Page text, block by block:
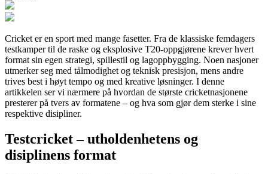
Cricket er en sport med mange fasetter. Fra de klassiske femdagers
testkamper til de raske og eksplosive T20-oppgjørene krever hvert
format sin egen strategi, spillestil og lagoppbygging. Noen nasjoner
utmerker seg med tålmodighet og teknisk presisjon, mens andre
trives best i høyt tempo og med kreative løsninger. I denne
artikkelen ser vi nærmere på hvordan de største cricketnasjonene
presterer på tvers av formatene – og hva som gjør dem sterke i sine
respektive disipliner.
Testcricket – utholdenhetens og
disiplinens format